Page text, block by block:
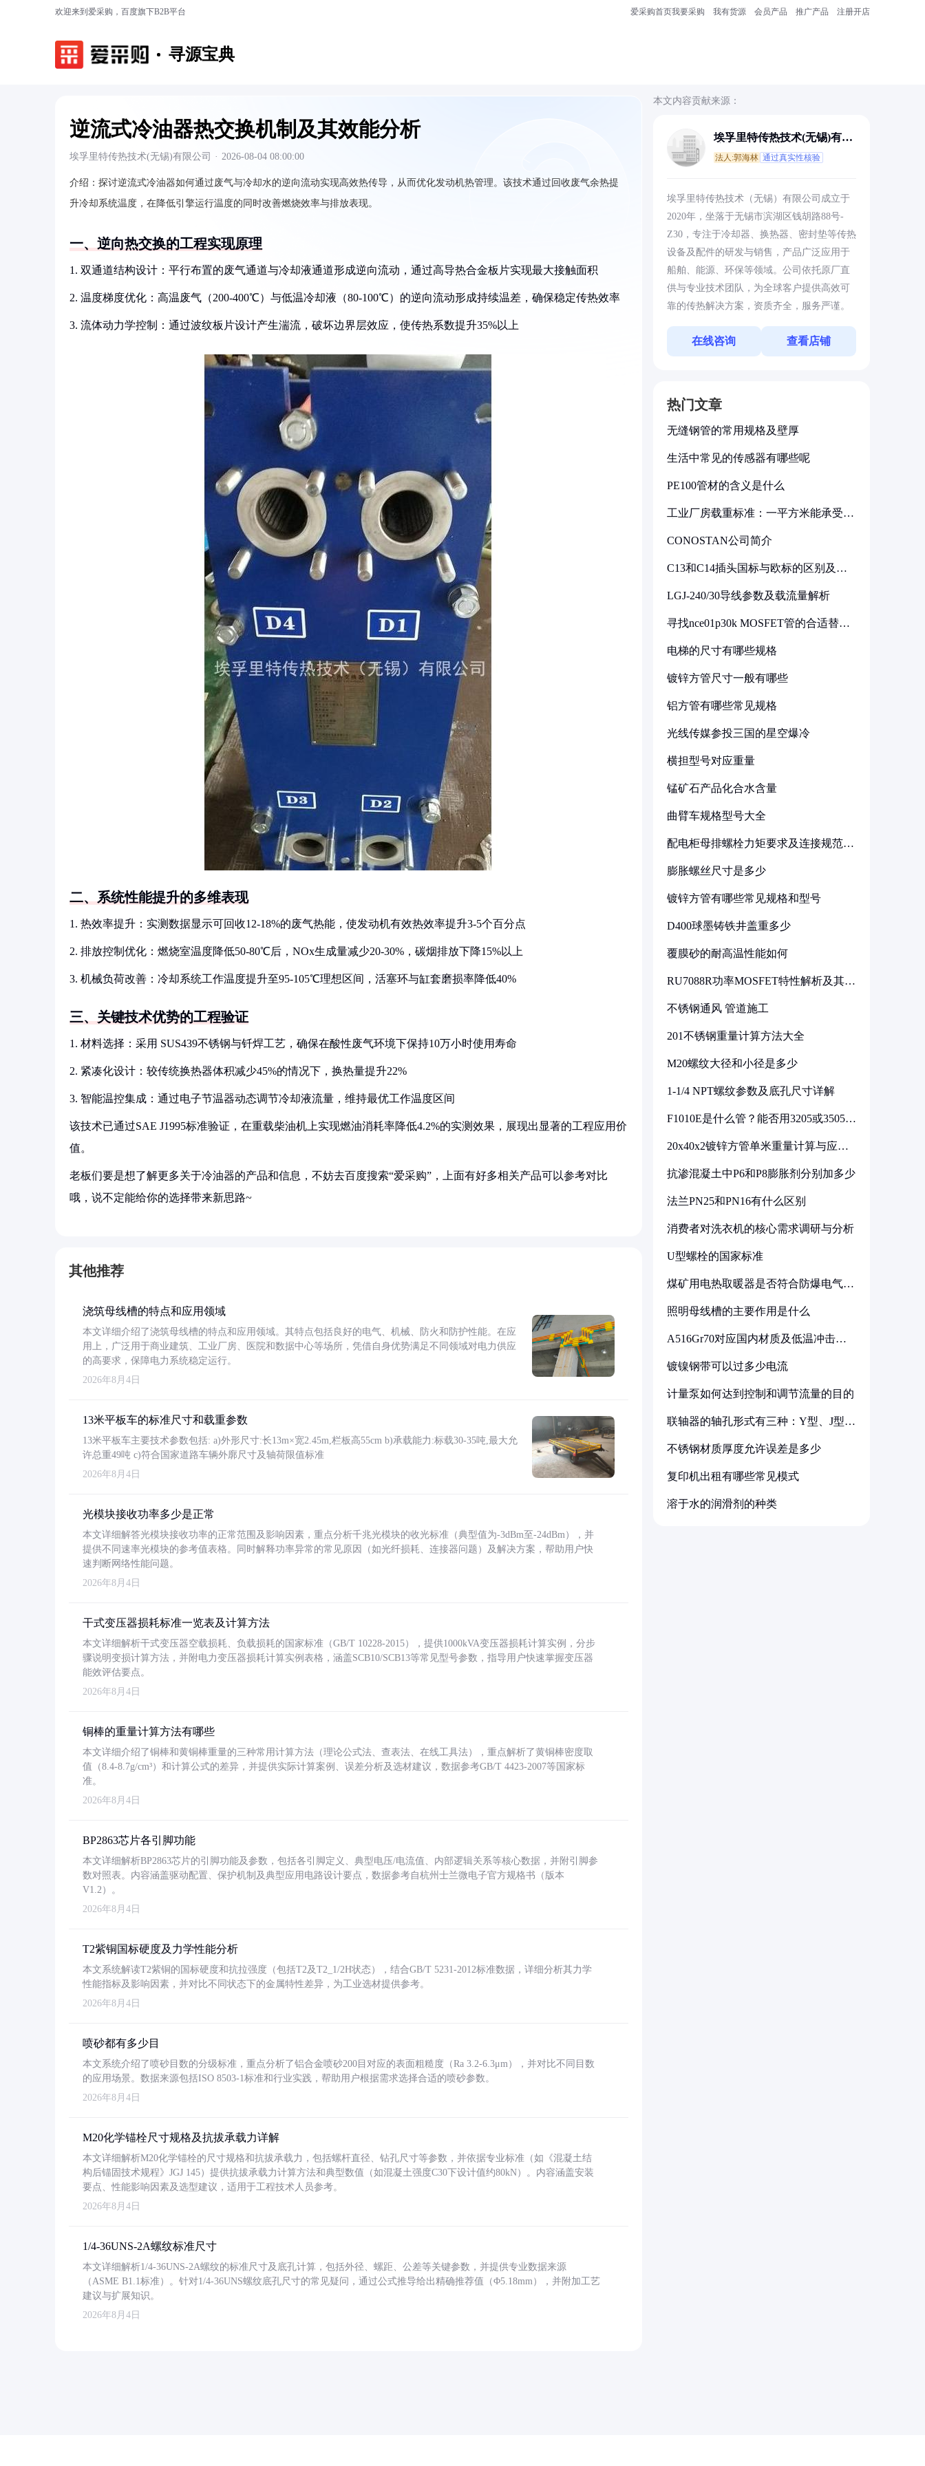
欢迎来到爱采购，百度旗下B2B平台 爱采购首页我要采购 我有货源 会员产品 推广产品 注册开店
寻源宝典
逆流式冷油器热交换机制及其效能分析
埃孚里特传热技术(无锡)有限公司 · 2026-08-04 08:00:00
介绍： 探讨逆流式冷油器如何通过废气与冷却水的逆向流动实现高效热传导，从而优化发动机热管理。该技术通过回收废气余热提
升冷却系统温度，在降低引擎运行温度的同时改善燃烧效率与排放表现。
一、逆向热交换的工程实现原理
1. 双通道结构设计：平行布置的废气通道与冷却液通道形成逆向流动，通过高导热合金板片实现最大接触面积
2. 温度梯度优化：高温废气（200-400℃）与低温冷却液（80-100℃）的逆向流动形成持续温差，确保稳定传热效率
3. 流体动力学控制：通过波纹板片设计产生湍流，破坏边界层效应，使传热系数提升35%以上
二、系统性能提升的多维表现
1. 热效率提升：实测数据显示可回收12-18%的废气热能，使发动机有效热效率提升3-5个百分点
2. 排放控制优化：燃烧室温度降低50-80℃后，NOx生成量减少20-30%，碳烟排放下降15%以上
3. 机械负荷改善：冷却系统工作温度提升至95-105℃理想区间，活塞环与缸套磨损率降低40%
三、关键技术优势的工程验证
1. 材料选择：采用 SUS439不锈钢与钎焊工艺，确保在酸性废气环境下保持10万小时使用寿命
2. 紧凑化设计：较传统换热器体积减少45%的情况下，换热量提升22%
3. 智能温控集成：通过电子节温器动态调节冷却液流量，维持最优工作温度区间
该技术已通过SAE J1995标准验证，在重载柴油机上实现燃油消耗率降低4.2%的实测效果，展现出显著的工程应用价
值。
老板们要是想了解更多关于冷油器的产品和信息，不妨去百度搜索“爱采购”，上面有好多相关产品可以参考对比
哦，说不定能给你的选择带来新思路~
其他推荐
浇筑母线槽的特点和应用领域
本文详细介绍了浇筑母线槽的特点和应用领域。其特点包括良好的电气、机械、防火和防护性能。在应
用上，广泛用于商业建筑、工业厂房、医院和数据中心等场所，凭借自身优势满足不同领域对电力供应
的高要求，保障电力系统稳定运行。
2026年8月4日
13米平板车的标准尺寸和载重参数
13米平板车主要技术参数包括: a)外形尺寸:长13m×宽2.45m,栏板高55cm b)承载能力:标载30-35吨,最大允
许总重49吨 c)符合国家道路车辆外廓尺寸及轴荷限值标准
2026年8月4日
光模块接收功率多少是正常
本文详细解答光模块接收功率的正常范围及影响因素，重点分析千兆光模块的收光标准（典型值为-3dBm至-24dBm），并
提供不同速率光模块的参考值表格。同时解释功率异常的常见原因（如光纤损耗、连接器问题）及解决方案，帮助用户快
速判断网络性能问题。
2026年8月4日
干式变压器损耗标准一览表及计算方法
本文详细解析干式变压器空载损耗、负载损耗的国家标准（GB/T 10228-2015），提供1000kVA变压器损耗计算实例，分步
骤说明变损计算方法，并附电力变压器损耗计算实例表格，涵盖SCB10/SCB13等常见型号参数，指导用户快速掌握变压器
能效评估要点。
2026年8月4日
铜棒的重量计算方法有哪些
本文详细介绍了铜棒和黄铜棒重量的三种常用计算方法（理论公式法、查表法、在线工具法），重点解析了黄铜棒密度取
值（8.4-8.7g/cm³）和计算公式的差异，并提供实际计算案例、误差分析及选材建议，数据参考GB/T 4423-2007等国家标
准。
2026年8月4日
BP2863芯片各引脚功能
本文详细解析BP2863芯片的引脚功能及参数，包括各引脚定义、典型电压/电流值、内部逻辑关系等核心数据，并附引脚参
数对照表。内容涵盖驱动配置、保护机制及典型应用电路设计要点，数据参考自杭州士兰微电子官方规格书（版本
V1.2）。
2026年8月4日
T2紫铜国标硬度及力学性能分析
本文系统解读T2紫铜的国标硬度和抗拉强度（包括T2及T2_1/2H状态），结合GB/T 5231-2012标准数据，详细分析其力学
性能指标及影响因素，并对比不同状态下的金属特性差异，为工业选材提供参考。
2026年8月4日
喷砂都有多少目
本文系统介绍了喷砂目数的分级标准，重点分析了铝合金喷砂200目对应的表面粗糙度（Ra 3.2-6.3μm），并对比不同目数
的应用场景。数据来源包括ISO 8503-1标准和行业实践，帮助用户根据需求选择合适的喷砂参数。
2026年8月4日
M20化学锚栓尺寸规格及抗拔承载力详解
本文详细解析M20化学锚栓的尺寸规格和抗拔承载力，包括螺杆直径、钻孔尺寸等参数，并依据专业标准（如《混凝土结
构后锚固技术规程》JGJ 145）提供抗拔承载力计算方法和典型数值（如混凝土强度C30下设计值约80kN）。内容涵盖安装
要点、性能影响因素及选型建议，适用于工程技术人员参考。
2026年8月4日
1/4-36UNS-2A螺纹标准尺寸
本文详细解析1/4-36UNS-2A螺纹的标准尺寸及底孔计算，包括外径、螺距、公差等关键参数，并提供专业数据来源
（ASME B1.1标准）。针对1/4-36UNS螺纹底孔尺寸的常见疑问，通过公式推导给出精确推荐值（Φ5.18mm），并附加工艺
建议与扩展知识。
2026年8月4日
本文内容贡献来源：
埃孚里特传热技术(无锡)有限
法人:郭海林 通过真实性核验
埃孚里特传热技术（无锡）有限公司成立于
2020年，坐落于无锡市滨湖区钱胡路88号-
Z30，专注于冷却器、换热器、密封垫等传热
设备及配件的研发与销售，产品广泛应用于
船舶、能源、环保等领域。公司依托原厂直
供与专业技术团队，为全球客户提供高效可
靠的传热解决方案，资质齐全，服务严谨。
在线咨询 查看店铺
热门文章
无缝钢管的常用规格及壁厚
生活中常见的传感器有哪些呢
PE100管材的含义是什么
工业厂房载重标准：一平方米能承受多
CONOSTAN公司简介
C13和C14插头国标与欧标的区别及其
LGJ-240/30导线参数及载流量解析
寻找nce01p30k MOSFET管的合适替代
电梯的尺寸有哪些规格
镀锌方管尺寸一般有哪些
铝方管有哪些常见规格
光线传媒参投三国的星空爆冷
横担型号对应重量
锰矿石产品化合水含量
曲臂车规格型号大全
配电柜母排螺栓力矩要求及连接规范详
膨胀螺丝尺寸是多少
镀锌方管有哪些常见规格和型号
D400球墨铸铁井盖重多少
覆膜砂的耐高温性能如何
RU7088R功率MOSFET特性解析及其在
不锈钢通风 管道施工
201不锈钢重量计算方法大全
M20螺纹大径和小径是多少
1-1/4 NPT螺纹参数及底孔尺寸详解
F1010E是什么管？能否用3205或3505代
20x40x2镀锌方管单米重量计算与应用
抗渗混凝土中P6和P8膨胀剂分别加多少
法兰PN25和PN16有什么区别
消费者对洗衣机的核心需求调研与分析
U型螺栓的国家标准
煤矿用电热取暖器是否符合防爆电气设
照明母线槽的主要作用是什么
A516Gr70对应国内材质及低温冲击要
镀镍钢带可以过多少电流
计量泵如何达到控制和调节流量的目的
联轴器的轴孔形式有三种：Y型、J型、
不锈钢材质厚度允许误差是多少
复印机出租有哪些常见模式
溶于水的润滑剂的种类